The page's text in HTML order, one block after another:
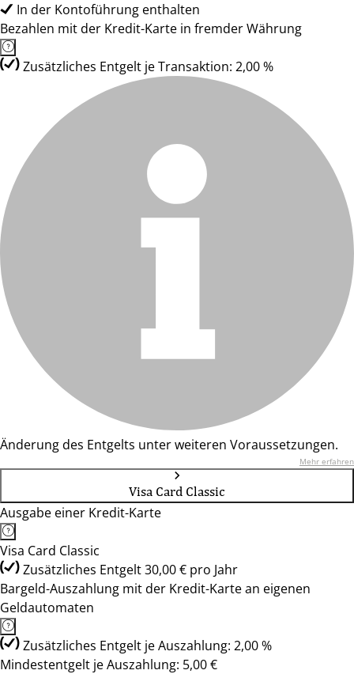
In der Kontoführung enthalten
Bezahlen mit der Kredit-Karte in fremder Währung
Zusätzliches Entgelt je Transaktion: 2,00 %
Änderung des Entgelts unter weiteren Voraussetzungen.
Mehr erfahren
Visa Card Classic
Ausgabe einer Kredit-Karte
Visa Card Classic
Zusätzliches Entgelt 30,00 € pro Jahr
Bargeld-Auszahlung mit der Kredit-Karte an eigenen
Geldautomaten
Zusätzliches Entgelt je Auszahlung: 2,00 %
Mindestentgelt je Auszahlung: 5,00 €